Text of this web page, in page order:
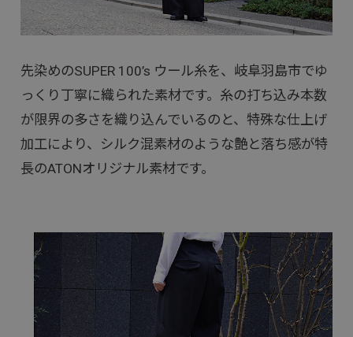
先染めのSUPER 100’s ウール糸を、岐阜羽島市でゆ
っくり丁寧に織られた素材です。糸の打ち込み本数
が限界の多さを織り込んでいるのと、特殊な仕上げ
加工により、シルク混素材のような艶と落ち感が特
長のATONオリジナル素材です。